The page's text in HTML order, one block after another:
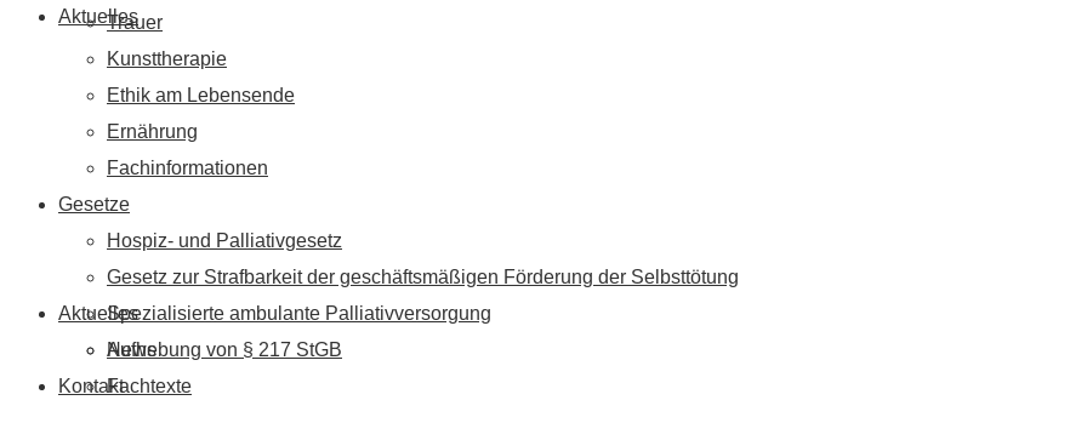
Aktuelles
Aktuelles
News
Fachtexte
Trauer
Kunsttherapie
Ethik am Lebensende
Ernährung
Fachinformationen
Gesetze
Hospiz- und Palliativgesetz
Gesetz zur Strafbarkeit der geschäftsmäßigen Förderung der Selbsttötung
Spezialisierte ambulante Palliativversorgung
Aufhebung von § 217 StGB
Kontakt